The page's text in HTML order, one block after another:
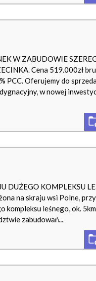
W ZABUDOWIE
Cena 519.000zł
PCC. Oferujemy do
w nowej
DUŻEGO KOMPLEKSU
na skraju wsi Polne,
kompleksu leśnego, ok.
zabudowań...